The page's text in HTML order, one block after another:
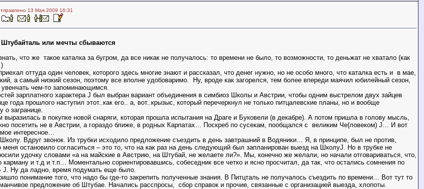
13 Мая 2009 16:31
Штубайталь или мечты сбываются
что же такое каталка за бугром, да все никак не получалось: то времени не было, то возможности, то деньжат не хватало (как
оттуда один человек, которого здесь многие знают и рассказал, что денег нужно, но не особо много, что каталка есть и в мае,
а самый низкий сезон, поэтому все вполне удобоваримо.
Ну, вроде как загорелся, тем более впереди маячил юбилейный сезон,
увенчать чем-то запоминающимся.
зарплатного характера J был выбран вариант объединения в симбиоз Школы и Австрии, чтобы одним выстрелом двух зайцев
года прошлого наступил этот..как его.. а, вот..крызыс, который перечеркнул не только питцалевские планы, но и вообще
о загранице.
выразилась в покупке новой снаряги, которая прошла испытания на Драге и Буковели (в декабре). А потом пришла в голову мысль,
посетить не в Австрии, а гораздо ближе, в родных Карпатах… Поскреб по сусекам, пообщался с великим Че(ловеком) J… И вот
интересное…
Вдруг звонок. Из трубки исходило предложение съездить в день завтрашний в Водяники… Я, в принципе, был не против,
меня остановило согласиться – это то, что на как раз на день следующий был запланирован выезд на ШколуJ. Но в трубке не
удочку словами «а на майские в Австрию, на Штубай, не желаете ли?». Мы, конечно же желали, но начали отговариваться, что,
карману и т.д и т.п… Моментально сориентировавшись, собеседник все четко и ясно просчитал, да так, что остались сомнения по
J. Ну да ладно, время подумать еще было.
понимание того, что надо бы где-то закрепить полученные знания. В Питцталь не получалось съездить по времени… Вот тут то
предложение об Штубае. Начались расспросы, сбор справок и прочие, связанные с организацией выезда, хлопоты.